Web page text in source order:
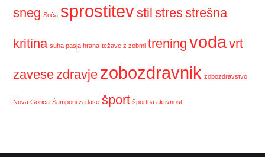
sneg Soča sprostitevstil stresstrešna
kritina suha pasja hrana težave z zobmi trening vodavrt
zavese zdravje zobozdravnik zobozdravstvo
Nova Gorica Šamponi za lase šport športna aktivnost